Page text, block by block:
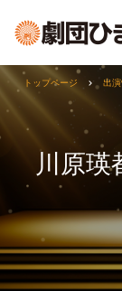
川原
トップページ 出